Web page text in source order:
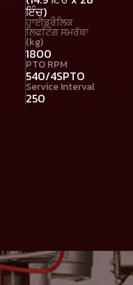
ਇੰਚ)
ਹਾਈਡ੍ਰੌਲਿਕ
ਲਿਫਟਿੰਗ ਸਮਰੱਥਾ
(kg)
1800
PTO RPM
540/4SPTO
Service Interval
250